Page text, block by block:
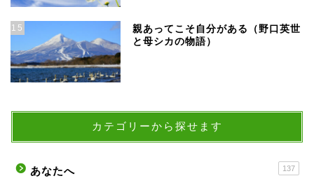
15
親あってこそ自分がある（野口英世
と母シカの物語）
カテゴリーから探せます
あなたへ 137